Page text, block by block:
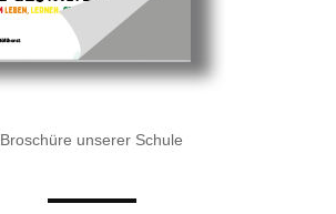
Broschüre unserer Schule